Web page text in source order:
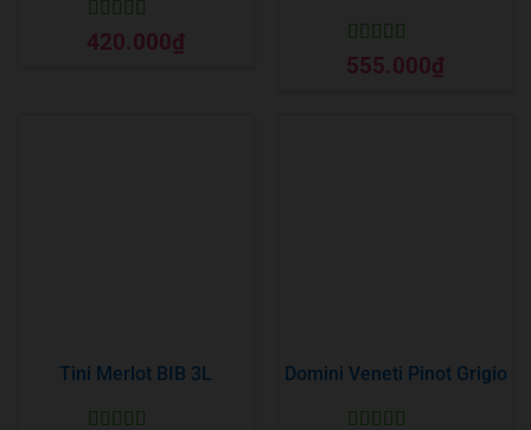
Được xếp
hạng55 sao
420.000₫
Được xếp
hạng55 sao
555.000₫
Tini Merlot BIB 3L Domini Veneti Pinot Grigio